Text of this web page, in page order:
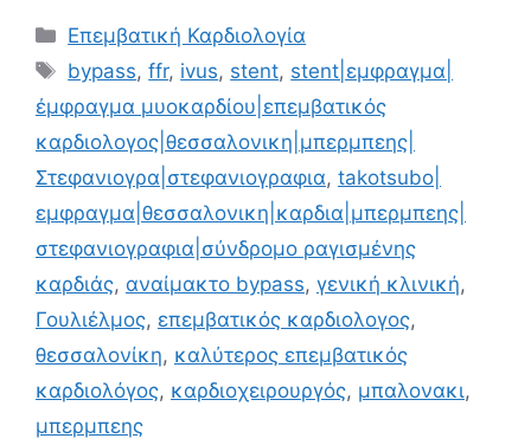
Επεμβατική Καρδιολογία
bypass,ffr, ivus, stent, stent|εμφραγμα|
έμφραγμα μυοκαρδίου|επεμβατικός
καρδιολογος|θεσσαλονικη|μπερμπεης|
Στεφανιογρα|στεφανιογραφια, takotsubo|
εμφραγμα|θεσσαλονικη|καρδια|μπερμπεης|
στεφανιογραφια|σύνδρομο ραγισμένης
καρδιάς, αναίμακτο bypass, γενική κλινική,
Γουλιέλμος, επεμβατικός καρδιολογος,
θεσσαλονίκη, καλύτερος επεμβατικός
καρδιολόγος, καρδιοχειρουργός, μπαλονακι,
μπερμπεης